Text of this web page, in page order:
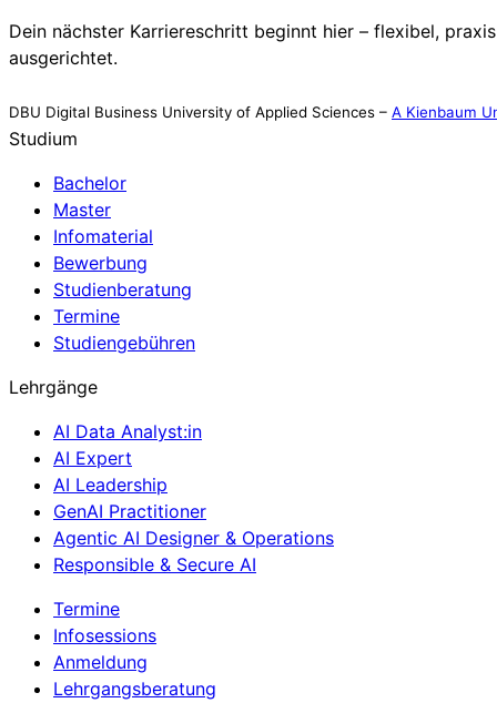
Dein nächster Karriereschritt beginnt hier – flexibel,
ausgerichtet.
DBU Digital Business University of Applied Sciences – A Kienbaum
Studium
Bachelor
Master
Infomaterial
Bewerbung
Studienberatung
Termine
Studiengebühren
Lehrgänge
AI Data Analyst:in
AI Expert
AI Leadership
GenAI Practitioner
Agentic AI Designer & Operations
Responsible & Secure AI
Termine
Infosessions
Anmeldung
Lehrgangsberatung